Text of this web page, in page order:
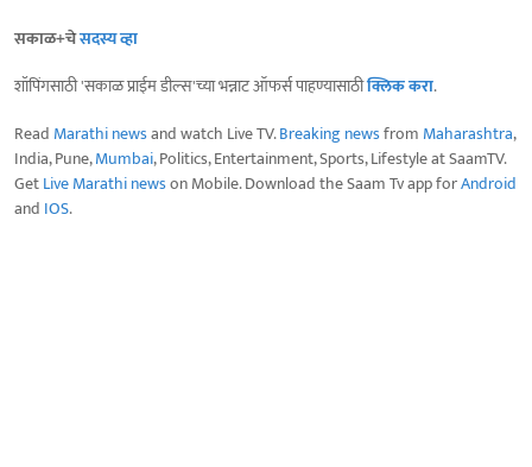
सकाळ+चेसदस्य व्हा
शॉपिंगसाठी 'सकाळ प्राईम डील्स'च्या भन्नाट ऑफर्स पाहण्यासाठीक्लिक करा.
Read Marathi newsand watch Live TV.Breaking newsfrom Maharashtra,
India, Pune,Mumbai, Politics, Entertainment, Sports, Lifestyle at SaamTV.
GetLive Marathi newson Mobile. Download the Saam Tv app forAndroid
and IOS.